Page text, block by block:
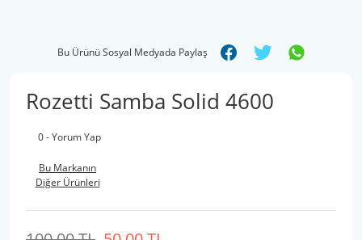
Bu Ürünü Sosyal Medyada Paylaş
Rozetti Samba Solid 4600
0 - Yorum Yap
Bu Markanın
Diğer Ürünleri